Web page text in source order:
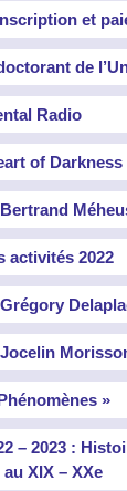
et
de
Radio
of Darkness
activités 2022
»
– 2023 :
XIX – XXe